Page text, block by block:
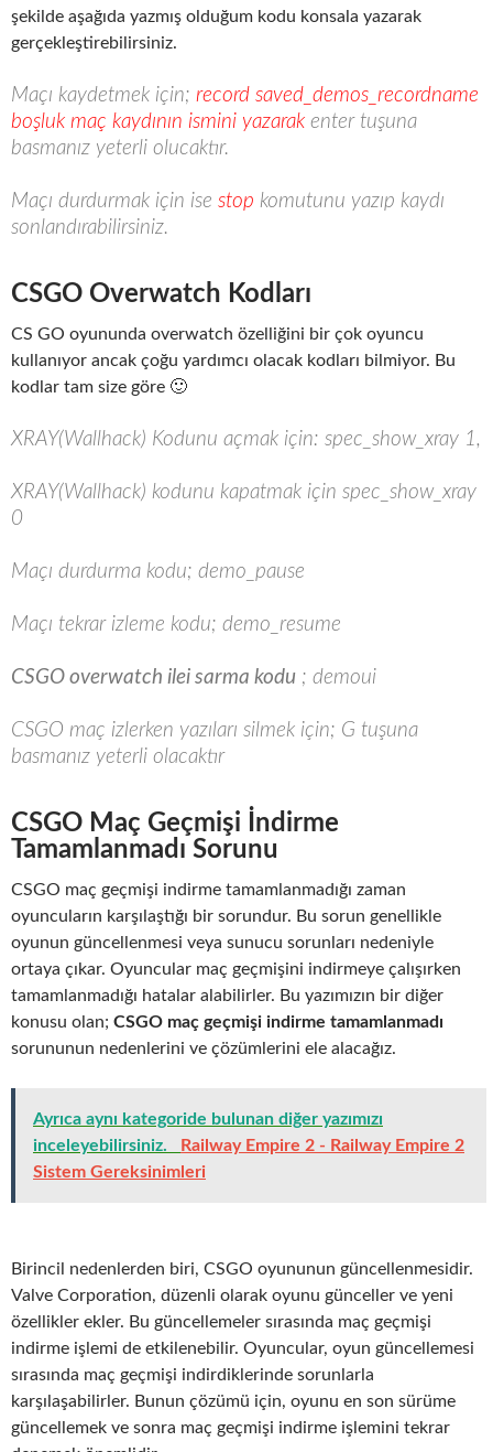
şekilde aşağıda yazmış olduğum kodu konsala yazarak
gerçekleştirebilirsiniz.
Maçı kaydetmek için; record saved_demos_recordname
boşluk maç kaydının ismini yazarak enter tuşuna
basmanız yeterli olucaktır.
Maçı durdurmak için ise stop komutunu yazıp kaydı
sonlandırabilirsiniz.
CSGO Overwatch Kodları
CS GO oyununda overwatch özelliğini bir çok oyuncu
kullanıyor ancak çoğu yardımcı olacak kodları bilmiyor. Bu
kodlar tam size göre 🙂
XRAY(Wallhack) Kodunu açmak için: spec_show_xray 1,
XRAY(Wallhack) kodunu kapatmak için spec_show_xray
0
Maçı durdurma kodu; demo_pause
Maçı tekrar izleme kodu; demo_resume
CSGO overwatch ilei sarma kodu ; demoui
CSGO maç izlerken yazıları silmek için; G tuşuna
basmanız yeterli olacaktır
CSGO Maç Geçmişi İndirme
Tamamlanmadı Sorunu
CSGO maç geçmişi indirme tamamlanmadığı zaman
oyuncuların karşılaştığı bir sorundur. Bu sorun genellikle
oyunun güncellenmesi veya sunucu sorunları nedeniyle
ortaya çıkar. Oyuncular maç geçmişini indirmeye çalışırken
tamamlanmadığı hatalar alabilirler. Bu yazımızın bir diğer
konusu olan; CSGO maç geçmişi indirme tamamlanmadı
sorununun nedenlerini ve çözümlerini ele alacağız.
Ayrıca aynı kategoride bulunan diğer yazımızı
inceleyebilirsiniz.
Railway Empire 2 - Railway Empire 2
Sistem Gereksinimleri
Birincil nedenlerden biri, CSGO oyununun güncellenmesidir.
Valve Corporation, düzenli olarak oyunu günceller ve yeni
özellikler ekler. Bu güncellemeler sırasında maç geçmişi
indirme işlemi de etkilenebilir. Oyuncular, oyun güncellemesi
sırasında maç geçmişi indirdiklerinde sorunlarla
karşılaşabilirler. Bunun çözümü için, oyunu en son sürüme
güncellemek ve sonra maç geçmişi indirme işlemini tekrar